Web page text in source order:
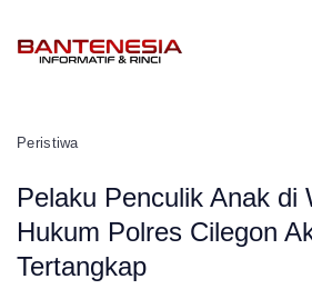
Peristiwa
Pelaku Penculik Anak di
Hukum Polres Cilegon
Tertangkap